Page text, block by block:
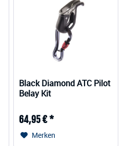
Black Diamond ATC Pilot
Belay Kit
64,95 € *
Merken